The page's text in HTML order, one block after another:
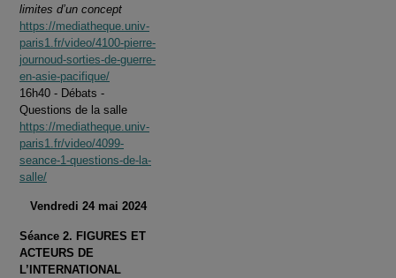
limites d’un concept
https://mediatheque.univ-
paris1.fr/video/4100-pierre-
journoud-sorties-de-guerre-
en-asie-pacifique/
16h40 - Débats -
Questions de la salle
https://mediatheque.univ-
paris1.fr/video/4099-
seance-1-questions-de-la-
salle/
Vendredi 24 mai 2024
Séance 2. FIGURES ET
ACTEURS DE
L’INTERNATIONAL